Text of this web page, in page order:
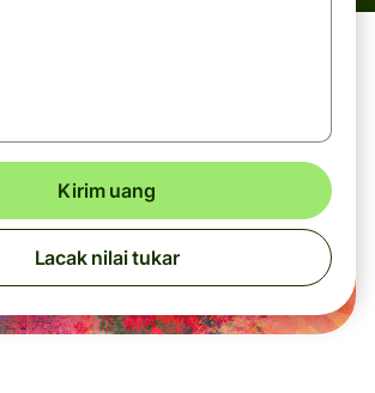
Kirim uang
Lacak nilai tukar